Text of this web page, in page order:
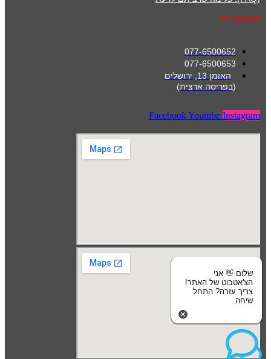
התקשרות
077-6500652
077-6500653
האומן 13, ירושלים
(בפריסה ארצית)
FacebookYoutube Instagram
שלום 👋 אני
הצ'אטבוט של האתר!
צריך עזרה? התחל
שיחה.